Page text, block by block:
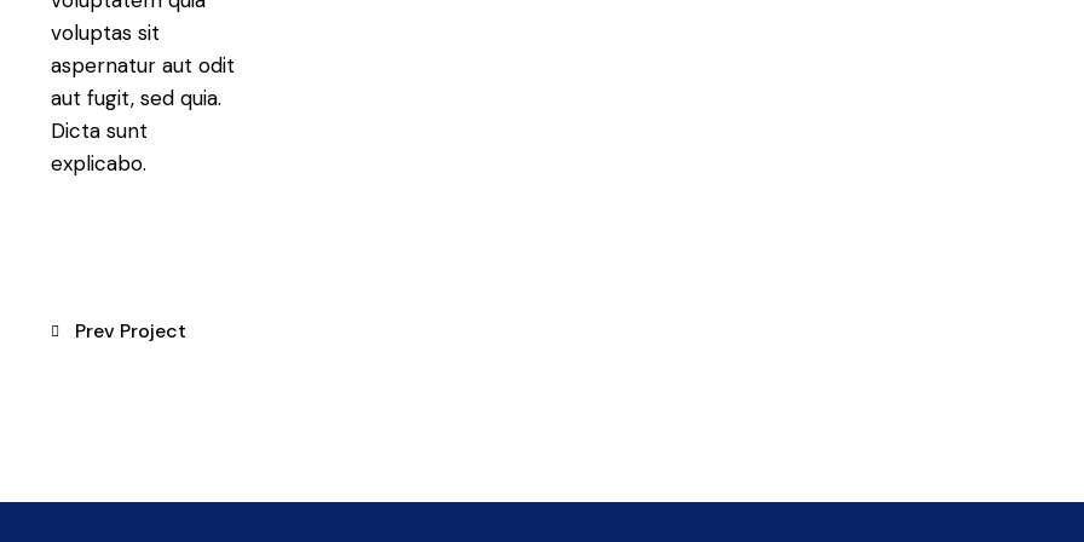
voluptas sit
aspernatur aut odit
aut fugit, sed quia.
Dicta sunt
explicabo.
Post navigation
Prev Project